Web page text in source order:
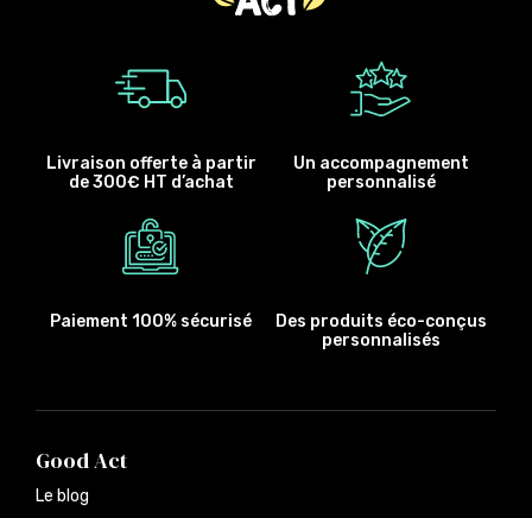
Livraison offerte à partir
de 300€ HT d’achat
Un accompagnement
personnalisé
Paiement 100% sécurisé
Des produits éco-conçus
personnalisés
Good Act
Le blog